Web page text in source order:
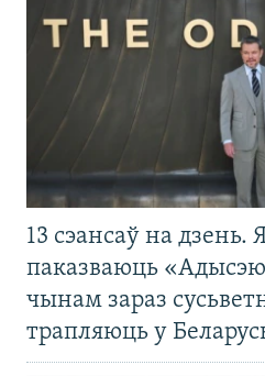
13 сэансаў на
паказваюць
чынам зараз
трапляюць у